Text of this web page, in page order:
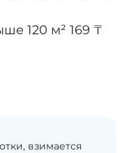
120 м² 169 ₸
взимается